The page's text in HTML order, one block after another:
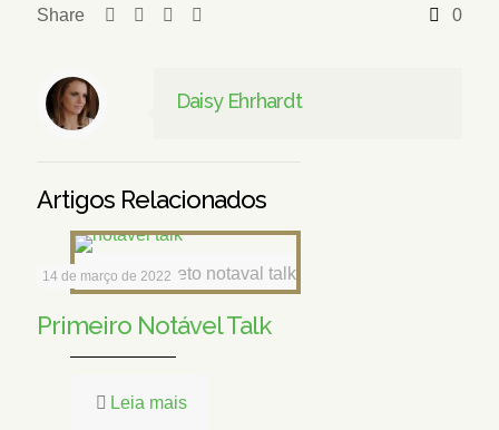
Share 0
Daisy Ehrhardt
Artigos Relacionados
Capa do projeto notaval talk
14 de março de 2022
Primeiro Notável Talk
Leia mais